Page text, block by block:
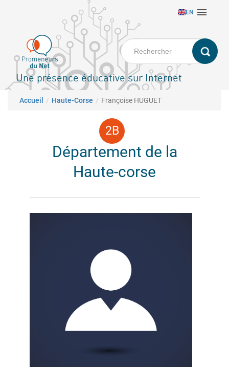
principal
EN 
Une présence éducative sur Internet
Fil d'Ariane
Accueil Haute-Corse Françoise HUGUET
Département de la
Haute-corse